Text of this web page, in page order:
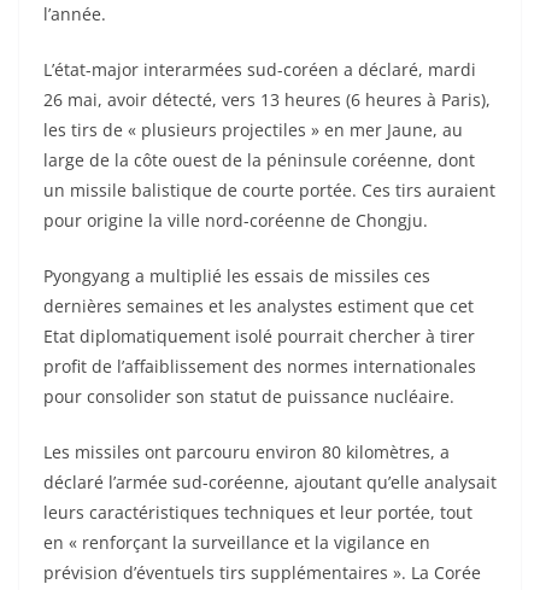
l’année.
L’état-major interarmées sud-coréen a déclaré, mardi
26 mai, avoir détecté, vers 13 heures (6 heures à Paris),
les tirs de « plusieurs projectiles » en mer Jaune, au
large de la côte ouest de la péninsule coréenne, dont
un missile balistique de courte portée. Ces tirs auraient
pour origine la ville nord-coréenne de Chongju.
Pyongyang a multiplié les essais de missiles ces
dernières semaines et les analystes estiment que cet
Etat diplomatiquement isolé pourrait chercher à tirer
profit de l’affaiblissement des normes internationales
pour consolider son statut de puissance nucléaire.
Les missiles ont parcouru environ 80 kilomètres, a
déclaré l’armée sud-coréenne, ajoutant qu’elle analysait
leurs caractéristiques techniques et leur portée, tout
en « renforçant la surveillance et la vigilance en
prévision d’éventuels tirs supplémentaires ». La Corée